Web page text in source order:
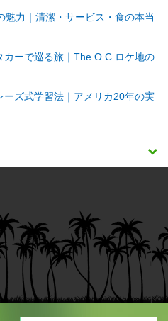
魅力｜清潔・サービス・食の本当
カーで巡る旅｜The O.C.ロケ地の
ーズ式学習法｜アメリカ20年の実